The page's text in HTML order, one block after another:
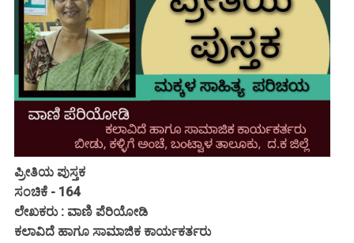
ಪ್ರೀತಿಯ ಪುಸ್ತಕ
ಸಂಚಿಕೆ - 164
ಲೇಖಕರು : ವಾಣಿ ಪೆರಿಯೋಡಿ
ಕಲಾವಿದೆ ಹಾಗೂ ಸಾಮಾಜಿಕ ಕಾರ್ಯಕರ್ತರು